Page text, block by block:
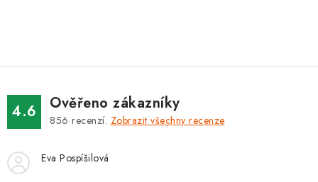
ZNAČKY
Kontakty Slovník pojmů
4.6 Ověřeno zákazníky
856 recenzí. Zobrazit všechny recenze
Eva Pospíšilová